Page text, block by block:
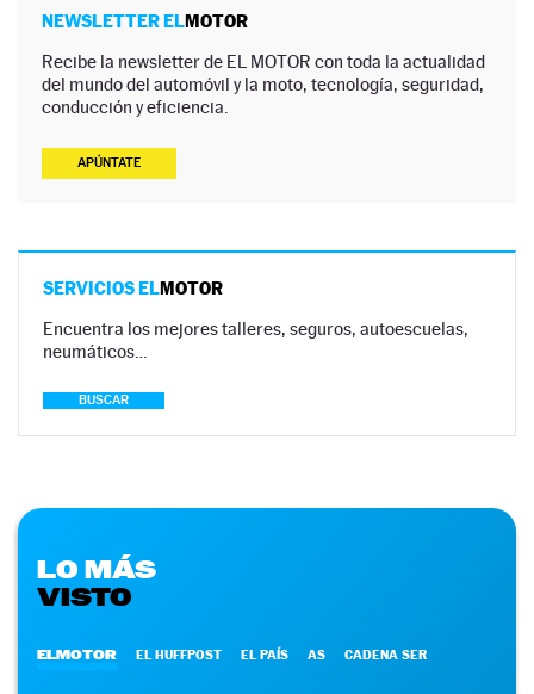
NEWSLETTER ELMOTOR
Recibe la newsletter de EL MOTOR con toda la actualidad
del mundo del automóvil y la moto, tecnología, seguridad,
conducción y eficiencia.
APÚNTATE
SERVICIOS ELMOTOR
Encuentra los mejores talleres, seguros, autoescuelas,
neumáticos…
BUSCAR
LO MÁS
VISTO
ELMOTOR EL HUFFPOST EL PAÍS AS CADENA SER